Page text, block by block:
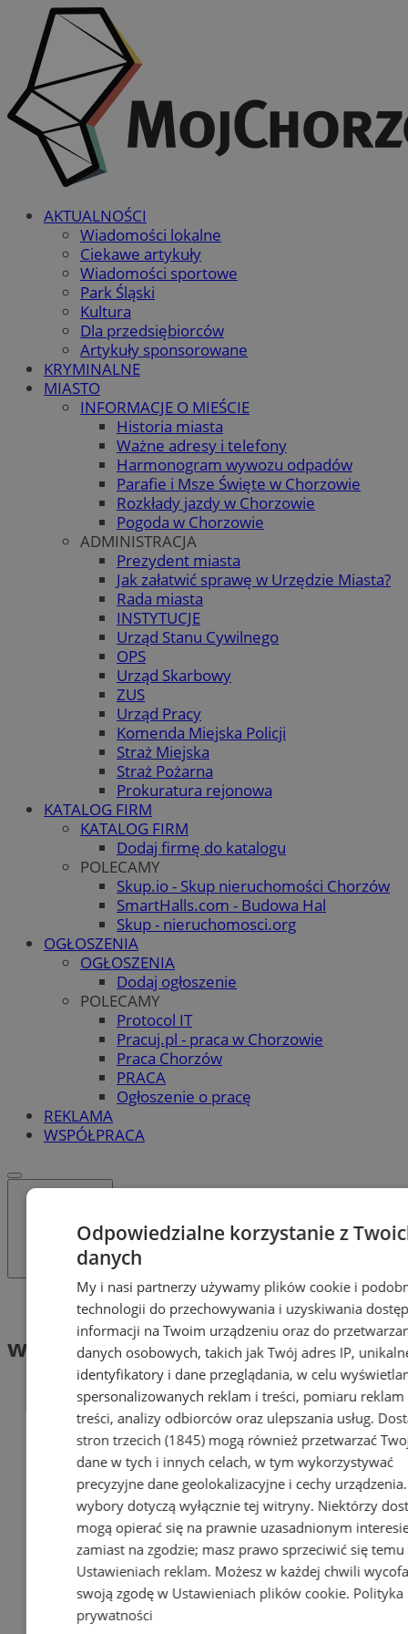
AKTUALNOŚCI
Wiadomości lokalne
Ciekawe artykuły
Wiadomości sportowe
Park Śląski
Kultura
Dla przedsiębiorców
Artykuły sponsorowane
KRYMINALNE
MIASTO
INFORMACJE O MIEŚCIE
Historia miasta
Ważne adresy i telefony
Harmonogram wywozu odpadów
Parafie i Msze Święte w Chorzowie
Rozkłady jazdy w Chorzowie
Pogoda w Chorzowie
ADMINISTRACJA
Prezydent miasta
Jak załatwić sprawę w Urzędzie Miasta?
Rada miasta
INSTYTUCJE
Urząd Stanu Cywilnego
OPS
Urząd Skarbowy
ZUS
Urząd Pracy
Komenda Miejska Policji
Straż Miejska
Straż Pożarna
Prokuratura rejonowa
KATALOG FIRM
KATALOG FIRM
Dodaj firmę do katalogu
POLECAMY
Skup.io - Skup nieruchomości Chorzów
SmartHalls.com - Budowa Hal
Skup - nieruchomosci.org
OGŁOSZENIA
OGŁOSZENIA
Dodaj ogłoszenie
POLECAMY
Protocol IT
Pracuj.pl - praca w Chorzowie
Praca Chorzów
PRACA
Ogłoszenie o pracę
REKLAMA
WSPÓŁPRACA
Tag: wczasy pod gruszą
wczasy pod gruszą (1)
Odpowiedzialne korzystanie z
danych
My i nasi partnerzy używamy plików cookie i
technologii do przechowywania i uzyskiwania
informacji na Twoim urządzeniu oraz do
danych osobowych, takich jak Twój adres IP,
identyfikatory i dane przeglądania, w celu
spersonalizowanych reklam i treści, pomiaru reklam
treści, analizy odbiorców oraz ulepszania usług.
stron trzecich (1845)mogą również przetwarzać
dane w tych i innych celach, w tym wykorzystywać
precyzyjne dane geolokalizacyjne i cechy
wybory dotyczą wyłącznie tej witryny. Niektórzy
mogą opierać się na prawnie uzasadnionym
zamiast na zgodzie; masz prawo sprzeciwić się temu
Ustawieniach reklam. Możesz w każdej chwili
swoją zgodę w Ustawieniach plików cookie. Polityka
prywatności